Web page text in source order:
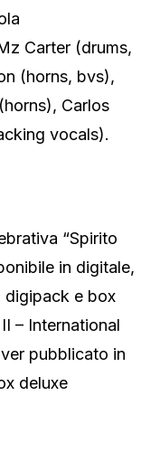
Carter (drums,
(horns, bvs),
Carlos
vocals).
“Spirito
in digitale,
e box
– International
pubblicato in
deluxe